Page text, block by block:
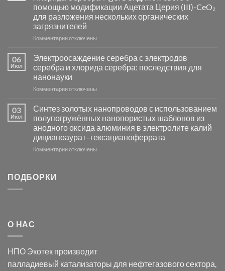
катализаторов
и
сенсоров
на
основе
группы
помощью модификации Ацетата Церия (III)-CeO₂
для разложения нескольких органических
загрязнителей
Комментариик
фотокаталитической
активности
Хлорида
Серебра-
в
видимом
свете
с
помощью
модификации
отключены
06
Июл
Электроосаждение серебра с электродов
серебра и хлорида серебра: последствия для
нанонауки
Комментариик
серебра
с
электродов
серебра
и
отключены
03
Июл
Синтез золотых нанопроводов с использованием
полупогружённых нанопористых шаблонов из
анодного оксида алюминия в электролите калий
дицианоаурат–гексацианоферрата
Комментариик
оксида
в
отключены
ПОДБОРКИ
О НАС
НПО Экотек производит
палладиевый катализаторы для нефтегазового сектора,